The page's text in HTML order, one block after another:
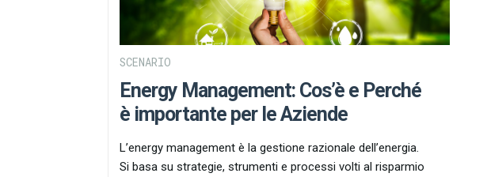
SCENARIO
Energy Management: Cos’è e Perché
è importante per le Aziende
L’energy management è la gestione razionale dell’energia.
Si basa su strategie, strumenti e processi volti al risparmio